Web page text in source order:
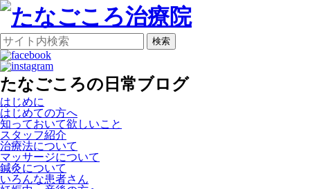
検索
たなごころの日常ブログ
はじめに
はじめての方へ
知っておいて欲しいこと
スタッフ紹介
治療法について
マッサージについて
鍼灸について
いろんな患者さん